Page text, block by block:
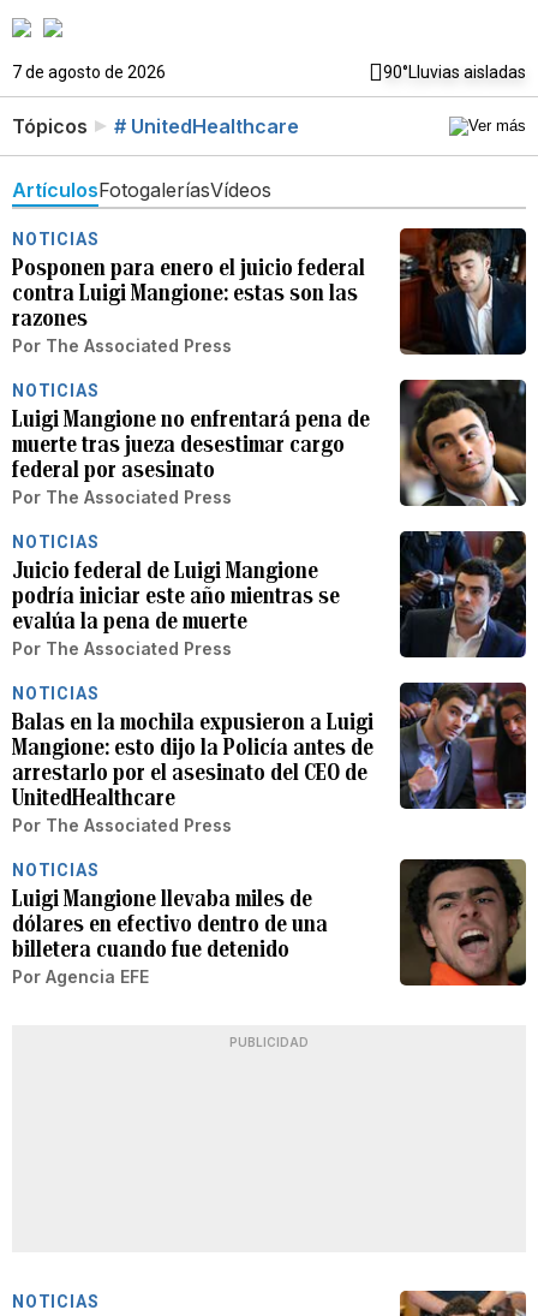
7 de agosto de 2026 90°Lluvias aisladas
Tópicos # UnitedHealthcare
ArtículosFotogaleríasVídeos
NOTICIAS
Posponen para enero el juicio federal
contra Luigi Mangione: estas son las
razones
Por The Associated Press
NOTICIAS
Luigi Mangione no enfrentará pena de
muerte tras jueza desestimar cargo
federal por asesinato
Por The Associated Press
NOTICIAS
Juicio federal de Luigi Mangione
podría iniciar este año mientras se
evalúa la pena de muerte
Por The Associated Press
NOTICIAS
Balas en la mochila expusieron a Luigi
Mangione: esto dijo la Policía antes de
arrestarlo por el asesinato del CEO de
UnitedHealthcare
Por The Associated Press
NOTICIAS
Luigi Mangione llevaba miles de
dólares en efectivo dentro de una
billetera cuando fue detenido
Por Agencia EFE
PUBLICIDAD
NOTICIAS